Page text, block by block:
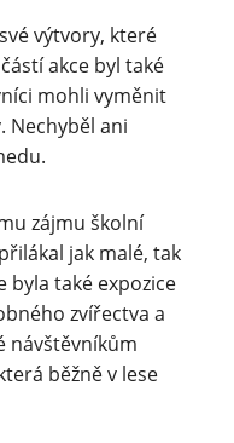
výtvory, které
akce byl také
mohli vyměnit
Nechyběl ani
zájmu školní
jak malé, tak
byla také expozice
zvířectva a
návštěvníkům
běžně v lese